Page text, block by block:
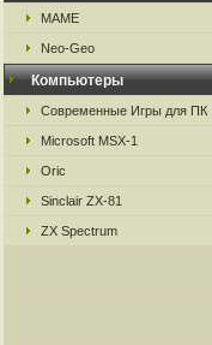
MAME
Neo-Geo
Компьютеры
Современные Игры для ПК
Microsoft MSX-1
Oric
Sinclair ZX-81
ZX Spectrum